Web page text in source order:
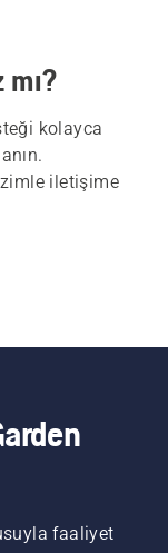
mı?
kolayca
iletişime
faaliyet